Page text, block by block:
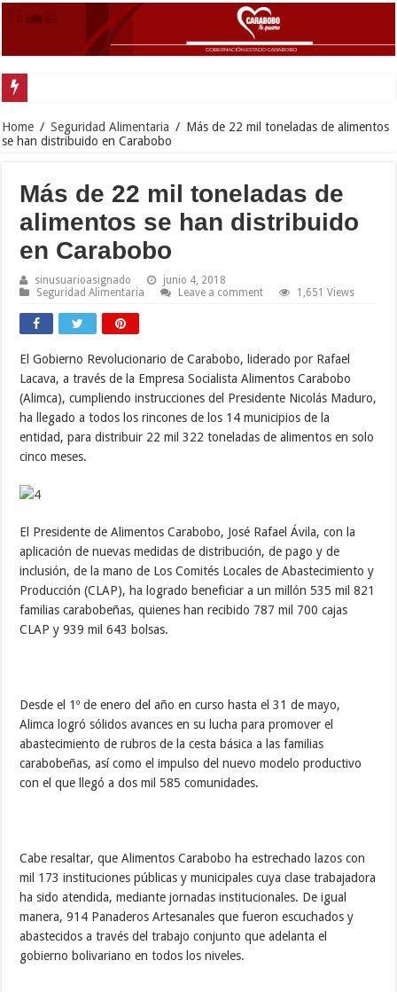
Home / Seguridad Alimentaria / Más de 22 mil toneladas de alimentos
se han distribuido en Carabobo
Más de 22 mil toneladas de
alimentos se han distribuido
en Carabobo
sinusuarioasignado
junio 4, 2018
Seguridad Alimentaria
Leave a comment 1,651 Views
El Gobierno Revolucionario de Carabobo, liderado por Rafael
Lacava, a través de la Empresa Socialista Alimentos Carabobo
(Alimca), cumpliendo instrucciones del Presidente Nicolás Maduro,
ha llegado a todos los rincones de los 14 municipios de la
entidad, para distribuir 22 mil 322 toneladas de alimentos en solo
cinco meses.
El Presidente de Alimentos Carabobo, José Rafael Ávila, con la
aplicación de nuevas medidas de distribución, de pago y de
inclusión, de la mano de Los Comités Locales de Abastecimiento y
Producción (CLAP), ha logrado beneficiar a un millón 535 mil 821
familias carabobeñas, quienes han recibido 787 mil 700 cajas
CLAP y 939 mil 643 bolsas.
Desde el 1º de enero del año en curso hasta el 31 de mayo,
Alimca logró sólidos avances en su lucha para promover el
abastecimiento de rubros de la cesta básica a las familias
carabobeñas, así como el impulso del nuevo modelo productivo
con el que llegó a dos mil 585 comunidades.
Cabe resaltar, que Alimentos Carabobo ha estrechado lazos con
mil 173 instituciones públicas y municipales cuya clase trabajadora
ha sido atendida, mediante jornadas institucionales. De igual
manera, 914 Panaderos Artesanales que fueron escuchados y
abastecidos a través del trabajo conjunto que adelanta el
gobierno bolivariano en todos los niveles.